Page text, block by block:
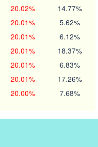
20.02% 14.77%
20.01% 5.62%
20.01% 6.12%
20.01% 18.37%
20.01% 6.83%
20.01% 17.26%
20.00% 7.68%